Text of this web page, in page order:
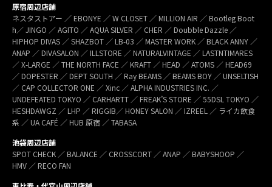
原宿周辺店舗
ネスタストアー ／ EBONYE ／ W CLOSET ／ MILLION AIR ／ Bootleg Boot
h／ JINGO ／ AGITO ／ AQUA SILVER ／ CHER ／ Doubble Dazzle ／
HIPHOP DIVAS ／ SHAZBOT ／ LB-03 ／ MASTER WORK ／ BLACK ANNY ／
ANAP ／ DIVASALON ／ ILLSTORE ／ NATURALVINTAGE ／ LASTNTIMARES
／ X-LARGE ／ THE NORTH FACE ／ KRAFT ／ HEAD ／ ATOMS ／ HEAD69
／ DOPESTER ／ DEPT SOUTH ／ Ray BEAMS ／ BEAMS BOY ／ UNSELTISH
／ CAP COLLECTOR ONE ／ Xinc ／ ALPHA INDUSTRIES INC. ／
UNDEFEATED TOKYO ／ CARHARTT ／ FREAK’S STORE ／ 55DSL TOKYO ／
HESHDAWGZ ／ LHP ／ RIGGIB／ HONEY SALON ／ IZREEL ／ ライカ飲食
系 ／ UA CAFÉ ／ HUB 原宿 ／ TABASA
池袋周辺店舗
SPOT CHECK ／ BALANCE ／ CROSSCORT ／ ANAP ／ BABYSHOOP ／
HMV ／ RECO FAN